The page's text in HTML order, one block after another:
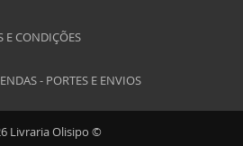
E CONDIÇÕES
- PORTES E ENVIOS
Livraria Olisipo ©